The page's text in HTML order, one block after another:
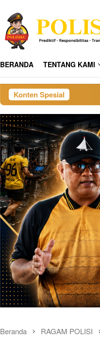
BERANDA TENTANG KAMI
Konten Spesial
Beranda RAGAM POLISI